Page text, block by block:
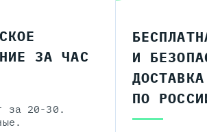
ЗА ЧАС
за 20-30.
И
ДОСТАВКА
ПО